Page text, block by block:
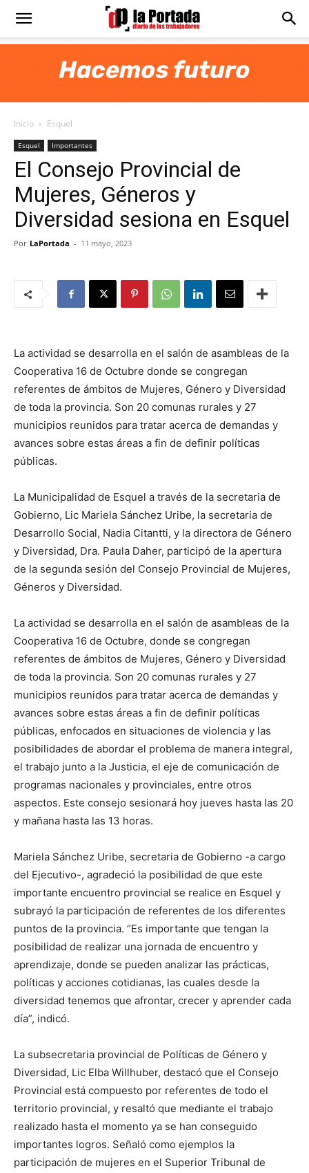
Diario
Portada
Inicio Esquel
Esquel Importantes
El Consejo Provincial de
Mujeres, Géneros y
Diversidad sesiona en Esquel
Por LaPortada - 11 mayo, 2023
La actividad se desarrolla en el salón de asambleas de la
Cooperativa 16 de Octubre donde se congregan
referentes de ámbitos de Mujeres, Género y Diversidad
de toda la provincia. Son 20 comunas rurales y 27
municipios reunidos para tratar acerca de demandas y
avances sobre estas áreas a fin de definir políticas
públicas.
La Municipalidad de Esquel a través de la secretaria de
Gobierno, Lic Mariela Sánchez Uribe, la secretaria de
Desarrollo Social, Nadia Citantti, y la directora de Género
y Diversidad, Dra. Paula Daher, participó de la apertura
de la segunda sesión del Consejo Provincial de Mujeres,
Géneros y Diversidad.
La actividad se desarrolla en el salón de asambleas de la
Cooperativa 16 de Octubre, donde se congregan
referentes de ámbitos de Mujeres, Género y Diversidad
de toda la provincia. Son 20 comunas rurales y 27
municipios reunidos para tratar acerca de demandas y
avances sobre estas áreas a fin de definir políticas
públicas, enfocados en situaciones de violencia y las
posibilidades de abordar el problema de manera integral,
el trabajo junto a la Justicia, el eje de comunicación de
programas nacionales y provinciales, entre otros
aspectos. Este consejo sesionará hoy jueves hasta las 20
y mañana hasta las 13 horas.
Mariela Sánchez Uribe, secretaria de Gobierno -a cargo
del Ejecutivo-, agradeció la posibilidad de que este
importante encuentro provincial se realice en Esquel y
subrayó la participación de referentes de los diferentes
puntos de la provincia. “Es importante que tengan la
posibilidad de realizar una jornada de encuentro y
aprendizaje, donde se pueden analizar las prácticas,
políticas y acciones cotidianas, las cuales desde la
diversidad tenemos que afrontar, crecer y aprender cada
día”, indicó.
La subsecretaria provincial de Políticas de Género y
Diversidad, Lic Elba Willhuber, destacó que el Consejo
Provincial está compuesto por referentes de todo el
territorio provincial, y resaltó que mediante el trabajo
realizado hasta el momento ya se han conseguido
importantes logros. Señaló como ejemplos la
participación de mujeres en el Superior Tribunal de